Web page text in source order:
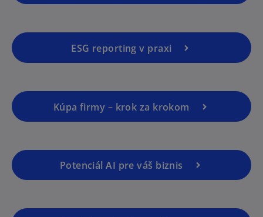
ESG reporting v praxi
Kúpa firmy – krok za krokom
Potenciál AI pre váš biznis